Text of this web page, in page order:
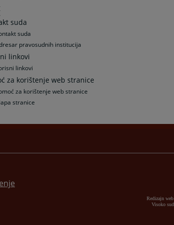
suda
suda
pravosudnih institucija
linkovi
linkovi
za korištenje web stranice
za korištenje web stranice
stranice
Redizajn
Visoko